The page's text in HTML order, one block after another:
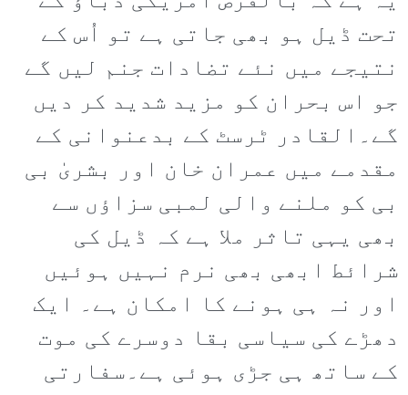
تحت ڈیل ہو بھی جاتی ہے تو اُس کے
نتیجے میں نئے تضادات جنم لیں گے
جو اس بحران کو مزید شدید کر دیں
گے۔القادر ٹرسٹ کے بدعنوانی کے
مقدمے میں عمران خان اور بشریٰ بی
بی کو ملنے والی لمبی سزاؤں سے
بھی یہی تاثر ملا ہے کہ ڈیل کی
شرائط ابھی بھی نرم نہیں ہوئیں
اور نہ ہی ہونے کا امکان ہے۔ ایک
دھڑے کی سیاسی بقا دوسرے کی موت
کے ساتھ ہی جڑی ہوئی ہے۔سفارتی